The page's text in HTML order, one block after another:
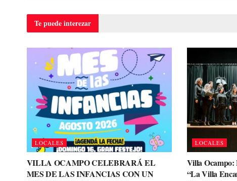
Te puedeinterezar
LOCALES
VILLA OCAMPO CELEBRARÁ EL
MES DE LAS INFANCIAS CON UN
LOCALES
Villa Ocampo:
“La Villa